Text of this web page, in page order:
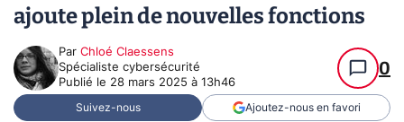
ajoute plein de nouvelles fonctions
Par Chloé Claessens
Spécialiste cybersécurité
Publié le 28 mars 2025 à 13h46
0
Suivez-nous Ajoutez-nous en favori